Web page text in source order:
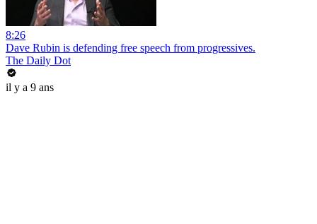
8:26
Dave Rubin is defending free speech from progressives.
The Daily Dot
il y a 9 ans